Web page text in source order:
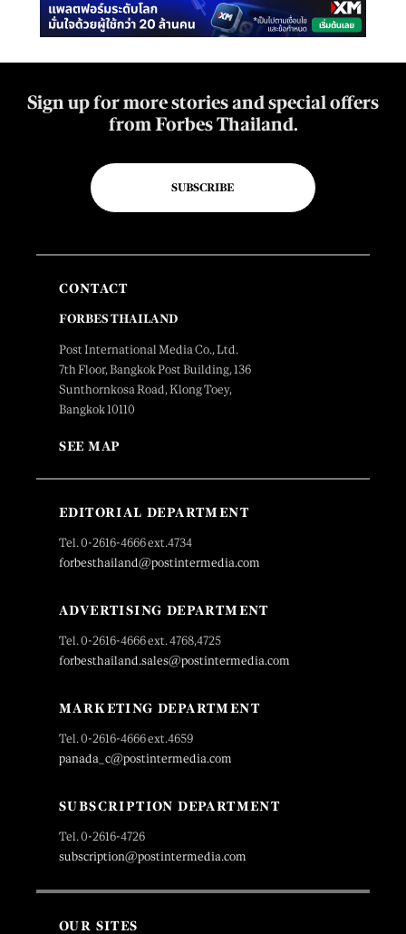
Sign up for more stories and special offers
from Forbes Thailand.
SUBSCRIBE
CONTACT
FORBES THAILAND
Post International Media Co., Ltd.
7th Floor, Bangkok Post Building, 136
Sunthornkosa Road, Klong Toey,
Bangkok 10110
SEE MAP
EDITORIAL DEPARTMENT
Tel. 0-2616-4666 ext.4734
forbesthailand@postintermedia.com
ADVERTISING DEPARTMENT
Tel. 0-2616-4666 ext. 4768,4725
forbesthailand.sales@postintermedia.com
MARKETING DEPARTMENT
Tel. 0-2616-4666 ext.4659
panada_c@postintermedia.com
SUBSCRIPTION DEPARTMENT
Tel. 0-2616-4726
subscription@postintermedia.com
OUR SITES